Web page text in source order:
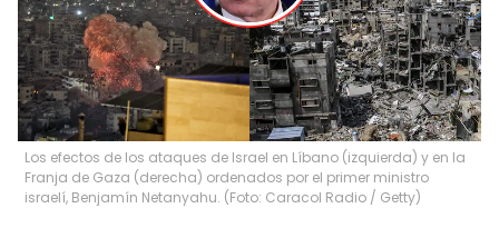
Los efectos de los ataques de Israel en Líbano (izquierda) y en la
Franja de Gaza (derecha) ordenados por el primer ministro
israelí, Benjamín Netanyahu. (Foto: Caracol Radio / Getty)